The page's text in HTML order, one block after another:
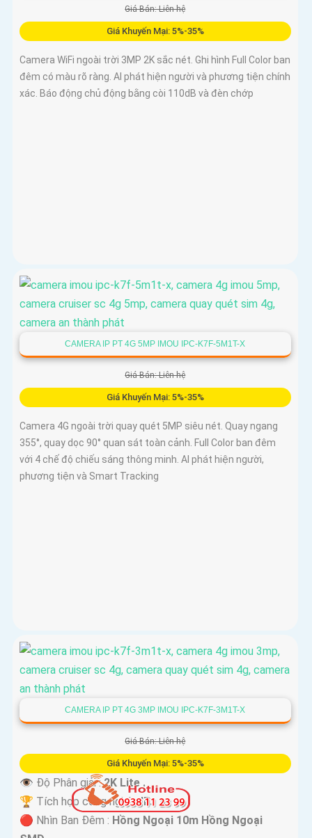
Giá Bán: Liên hệ
Giá Khuyến Mại: 5%-35%
Camera WiFi ngoài trời 3MP 2K sắc nét. Ghi hình Full Color ban
đêm có màu rõ ràng. AI phát hiện người và phương tiện chính
xác. Báo động chủ động bằng còi 110dB và đèn chớp
CAMERA IP PT 4G 5MP IMOU IPC-K7F-5M1T-X
Giá Bán: Liên hệ
Giá Khuyến Mại: 5%-35%
Camera 4G ngoài trời quay quét 5MP siêu nét. Quay ngang
355°, quay dọc 90° quan sát toàn cảnh. Full Color ban đêm
với 4 chế độ chiếu sáng thông minh. AI phát hiện người,
phương tiện và Smart Tracking
CAMERA IP PT 4G 3MP IMOU IPC-K7F-3M1T-X
Giá Bán: Liên hệ
Giá Khuyến Mại: 5%-35%
👁 Độ Phân giải :2K Lite .
🏆 Tích hợp công nghệ :IP.
🔴 Nhìn Ban Đêm : Hồng Ngoại 10m Hồng Ngoại